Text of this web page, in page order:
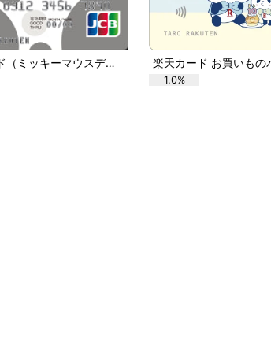
楽天カード（ミッキーマウスデザイン）
1.0%